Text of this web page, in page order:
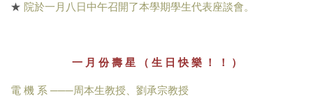
★ 院於一月八日中午召開了本學期學生代表座談會。
一 月 份 壽 星 （ 生 日 快 樂 ！ ！ ）
電 機 系 ───周本生教授、劉承宗教授